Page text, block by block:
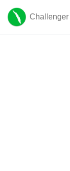
Challenger